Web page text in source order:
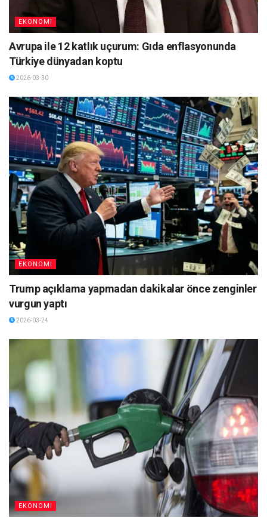
EKONOMI
Avrupa ile 12 katlık uçurum: Gıda enflasyonunda
Türkiye dünyadan koptu
2026-03-30
EKONOMI
Trump açıklama yapmadan dakikalar önce zenginler
vurgun yaptı
2026-03-24
EKONOMI